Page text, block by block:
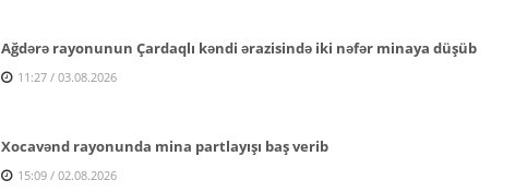
Ağdərə rayonunun Çardaqlı kəndi ərazisində iki nəfər minaya düşüb
11:27 / 03.08.2026
Xocavənd rayonunda mina partlayışı baş verib
15:09 / 02.08.2026